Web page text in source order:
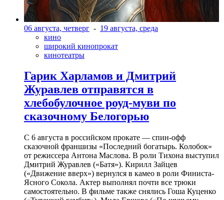
06 августа, четверг - 19 августа, среда
кино
широкий кинопрокат
кинотеатры
Гарик Харламов и Дмитрий
Журавлев отправятся в
хлебобулочное роуд-муви по
сказочному Белогорью
С 6 августа в российском прокате — спин-офф
сказочной франшизы «Последний богатырь. Колобок»
от режиссера Антона Маслова. В роли Тихона выступил
Дмитрий Журавлев («Батя»). Кирилл Зайцев
(«Движение вверх») вернулся в камео в роли Финиста-
Ясного Сокола. Актер выполнял почти все трюки
самостоятельно. В фильме также снялись Гоша Куценко